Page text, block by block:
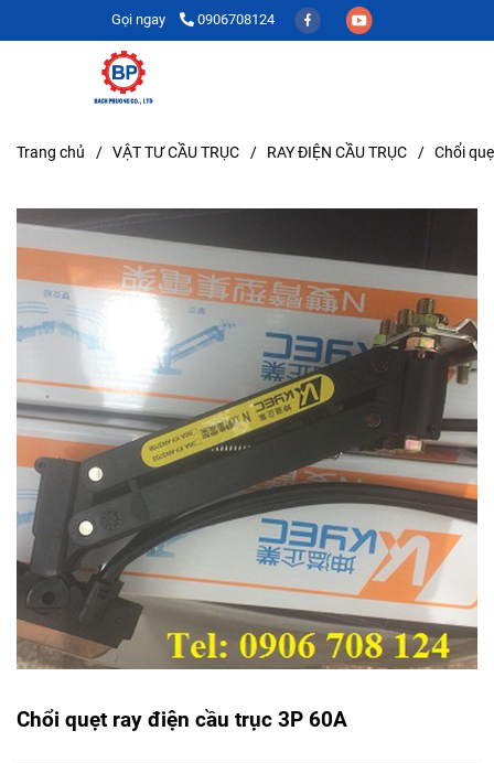
Gọi ngay 0906708124
Trang chủ / VẬT TƯ CẦU TRỤC / RAY ĐIỆN CẦU TRỤC / Chổi
Chổi quẹt ray điện cầu trục 3P 60A